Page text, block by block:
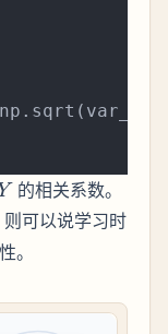
的相关系数。
可以说学习时
。